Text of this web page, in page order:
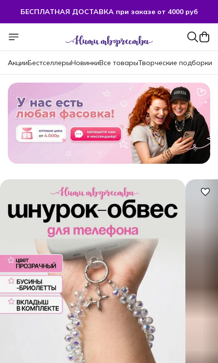
БЕСПЛАТНАЯ ДОСТАВКА при заказе от 4000 руб
АкцииБестселлерыНовинкиВсе товарыТворческие подборки